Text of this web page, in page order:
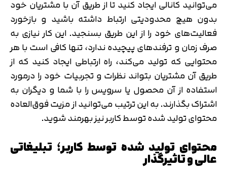
می‌توانید کانالی ایجاد کنید تا از طریق آن با مشتریان خود
بدون هیچ محدودیتی ارتباط داشته باشید و بازخورد
فعالیت‌های خود را از این طریق بسنجید. این کار نیازی به
صرف زمان و ترفندهای پیچیده ندارد، تنها کافی است با هر
محتوایی که تولید می‌کند، راه ارتباطی ایجاد کنید که از
طریق آن مشتریان بتواند نظرات و تجربیات خود را درمورد
استفاده از آن محصول یا سرویس را با شما و دیگران به
اشتراک بگذارند. به این ترتیب می‌توانید از مزیت فوق‌العاده
محتوای تولید شده توسط کاربر نیز بهرمند شوید.
محتوای تولید شده توسط کاربر؛ تبلیغاتی
عالی و تاثیرگذار